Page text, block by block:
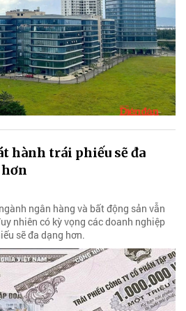
hành trái phiếu sẽ đa
ngân hàng và bất động sản vẫn
nhiên có kỳ vọng các doanh nghiệp
sẽ đa dạng hơn.